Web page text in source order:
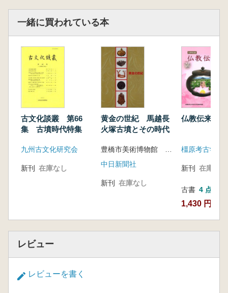
地域讐中|もエー 河員錦
17.錦江中流域青銅器時代前期乗落嘲成長 孔
18.南部東海岸地域青銅器時代乗落 ホト榮九
19、蔚山東ザ|1江流域嘲青銅器時代乗落構造針
司|三耳° 安在は
20。中部地方粘土袢土器段階乗落斗詑會性格
宋瀧忽
21.北部九州の古墳時代集落 重藤輝行
22.全南南海岸一袢1～ 3世紀乗落剣動向 本卜
23、三國時代南海岸地域乗落嘲地域性}コ十憂
動 李東熙
リの愛遷過程―西日本弥生時代後期から古墳時
27.三國時代壁柱(大壁)建 擢五集
一緒に買われている本
古文化談叢 第66
集 古墳時代特集
九州古文化研究会
新刊 在庫なし
黄金の世紀 馬越長
火塚古墳とその時代
中日新聞社
新刊 在庫なし
仏教伝来
新刊 在庫なし
古書 4 点
1,430 円~
レビュー
レビューを書く